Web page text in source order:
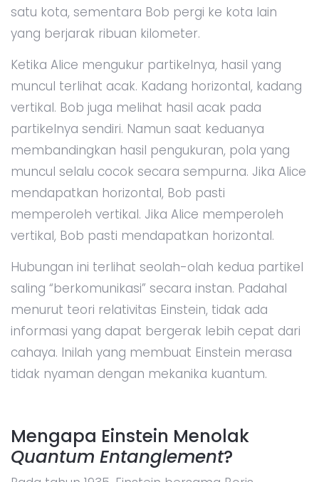
satu kota, sementara Bob pergi ke kota lain
yang berjarak ribuan kilometer.
Ketika Alice mengukur partikelnya, hasil yang
muncul terlihat acak. Kadang horizontal, kadang
vertikal. Bob juga melihat hasil acak pada
partikelnya sendiri. Namun saat keduanya
membandingkan hasil pengukuran, pola yang
muncul selalu cocok secara sempurna. Jika Alice
mendapatkan horizontal, Bob pasti
memperoleh vertikal. Jika Alice memperoleh
vertikal, Bob pasti mendapatkan horizontal.
Hubungan ini terlihat seolah-olah kedua partikel
saling “berkomunikasi” secara instan. Padahal
menurut teori relativitas Einstein, tidak ada
informasi yang dapat bergerak lebih cepat dari
cahaya. Inilah yang membuat Einstein merasa
tidak nyaman dengan mekanika kuantum.
Mengapa Einstein Menolak
Quantum Entanglement?